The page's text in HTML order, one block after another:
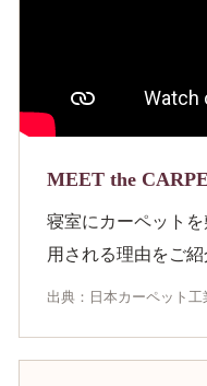
MEET the
寝室にカーペット
用される理由をご紹
出典：日本カーペット工